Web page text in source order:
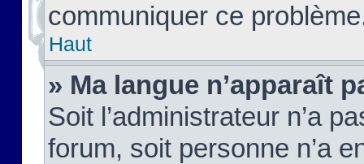
communiquer ce
Haut
» Ma langue n’apparaît
Soit l’administrateur n’a
forum, soit personne n’a